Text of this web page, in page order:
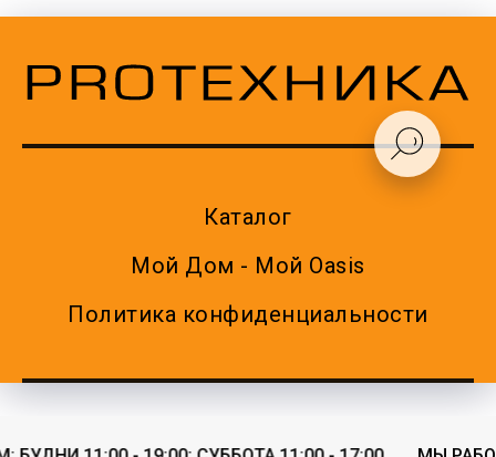
Каталог
Мой Дом - Мой Oasis
Политика конфиденциальности